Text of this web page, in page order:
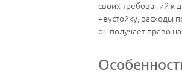
своих требований к
неустойку, расходы
он получает право